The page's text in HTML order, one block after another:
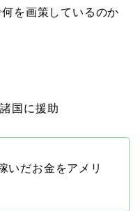
を画策しているのか
国に援助
いだお金をアメリ